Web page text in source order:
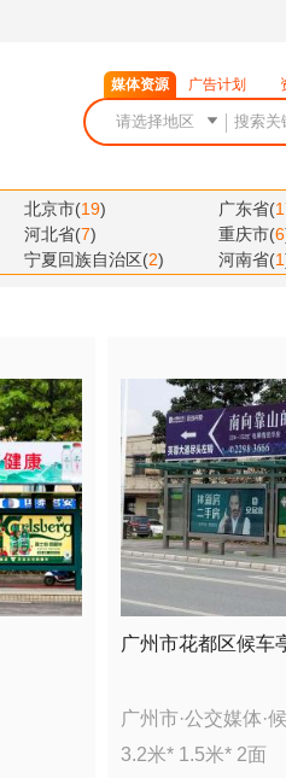
媒体资源 广告计划
北京市(19) 广东省(
河北省(7) 重庆市(6
宁夏回族自治区(2) 河南省(1
广州市花都区候车
广州市·公交媒体·
3.2米* 1.5米* 2面